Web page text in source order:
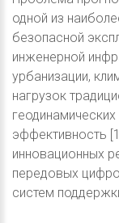
одной из
безопасной
инженерной
урбанизации,
нагрузок
эффективность
инновационных
передовых
систем